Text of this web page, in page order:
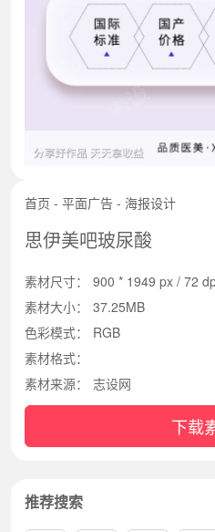
首页 - 平面广告 - 海报设计
思伊美吧玻尿酸
素材尺寸：
900 * 1949 px / 72
素材大小：
37.25MB
色彩模式：
RGB
素材格式：
素材来源：
志设网
下载
推荐搜索